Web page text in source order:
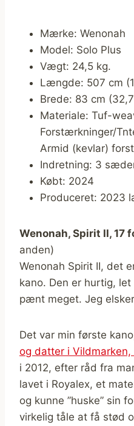
Mærke: Wenonah
Model: Solo Plus
Vægt: 24,5 kg.
Længde: 507 cm
Brede: 83 cm
Materiale: Tuf-
Forstærkninger/
Armid (kevlar)
Indretning: 3
Købt: 2024
Produceret: 2023
Wenonah, Spirit II, 17
anden)
Wenonah Spirit II, det
kano. Den er hurtig,
pænt meget. Jeg
Det var min første
og datter i
i 2012, efter råd fra
lavet i Royalex, et
og kunne ”huske” sin
virkelig tåle at få stød